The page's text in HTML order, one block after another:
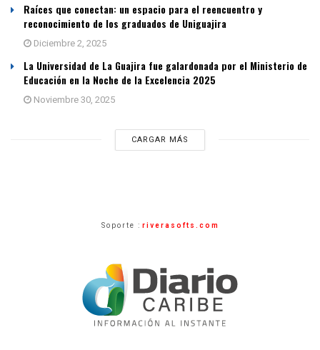
Raíces que conectan: un espacio para el reencuentro y
reconocimiento de los graduados de Uniguajira
Diciembre 2, 2025
La Universidad de La Guajira fue galardonada por el Ministerio de
Educación en la Noche de la Excelencia 2025
Noviembre 30, 2025
CARGAR MÁS
Soporte : riverasofts.com